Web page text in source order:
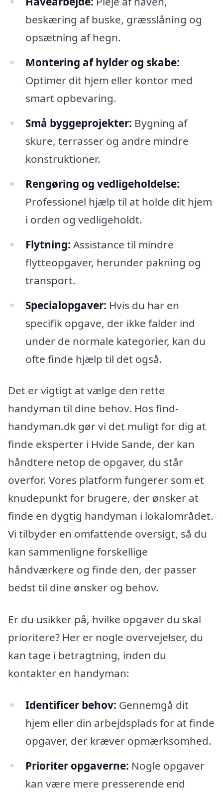
beskæring af buske, græsslåning og
opsætning af hegn.
Montering af hylder og skabe:
Optimer dit hjem eller kontor med
smart opbevaring.
Små byggeprojekter: Bygning af
skure, terrasser og andre mindre
konstruktioner.
Rengøring og vedligeholdelse:
Professionel hjælp til at holde dit hjem
i orden og vedligeholdt.
Flytning: Assistance til mindre
flytteopgaver, herunder pakning og
transport.
Specialopgaver: Hvis du har en
specifik opgave, der ikke falder ind
under de normale kategorier, kan du
ofte finde hjælp til det også.
Det er vigtigt at vælge den rette
handyman til dine behov. Hos find-
handyman.dk gør vi det muligt for dig at
finde eksperter i Hvide Sande, der kan
håndtere netop de opgaver, du står
overfor. Vores platform fungerer som et
knudepunkt for brugere, der ønsker at
finde en dygtig handyman i lokalområdet.
Vi tilbyder en omfattende oversigt, så du
kan sammenligne forskellige
håndværkere og finde den, der passer
bedst til dine ønsker og behov.
Er du usikker på, hvilke opgaver du skal
prioritere? Her er nogle overvejelser, du
kan tage i betragtning, inden du
kontakter en handyman:
Identificer behov: Gennemgå dit
hjem eller din arbejdsplads for at finde
opgaver, der kræver opmærksomhed.
Prioriter opgaverne: Nogle opgaver
kan være mere presserende end